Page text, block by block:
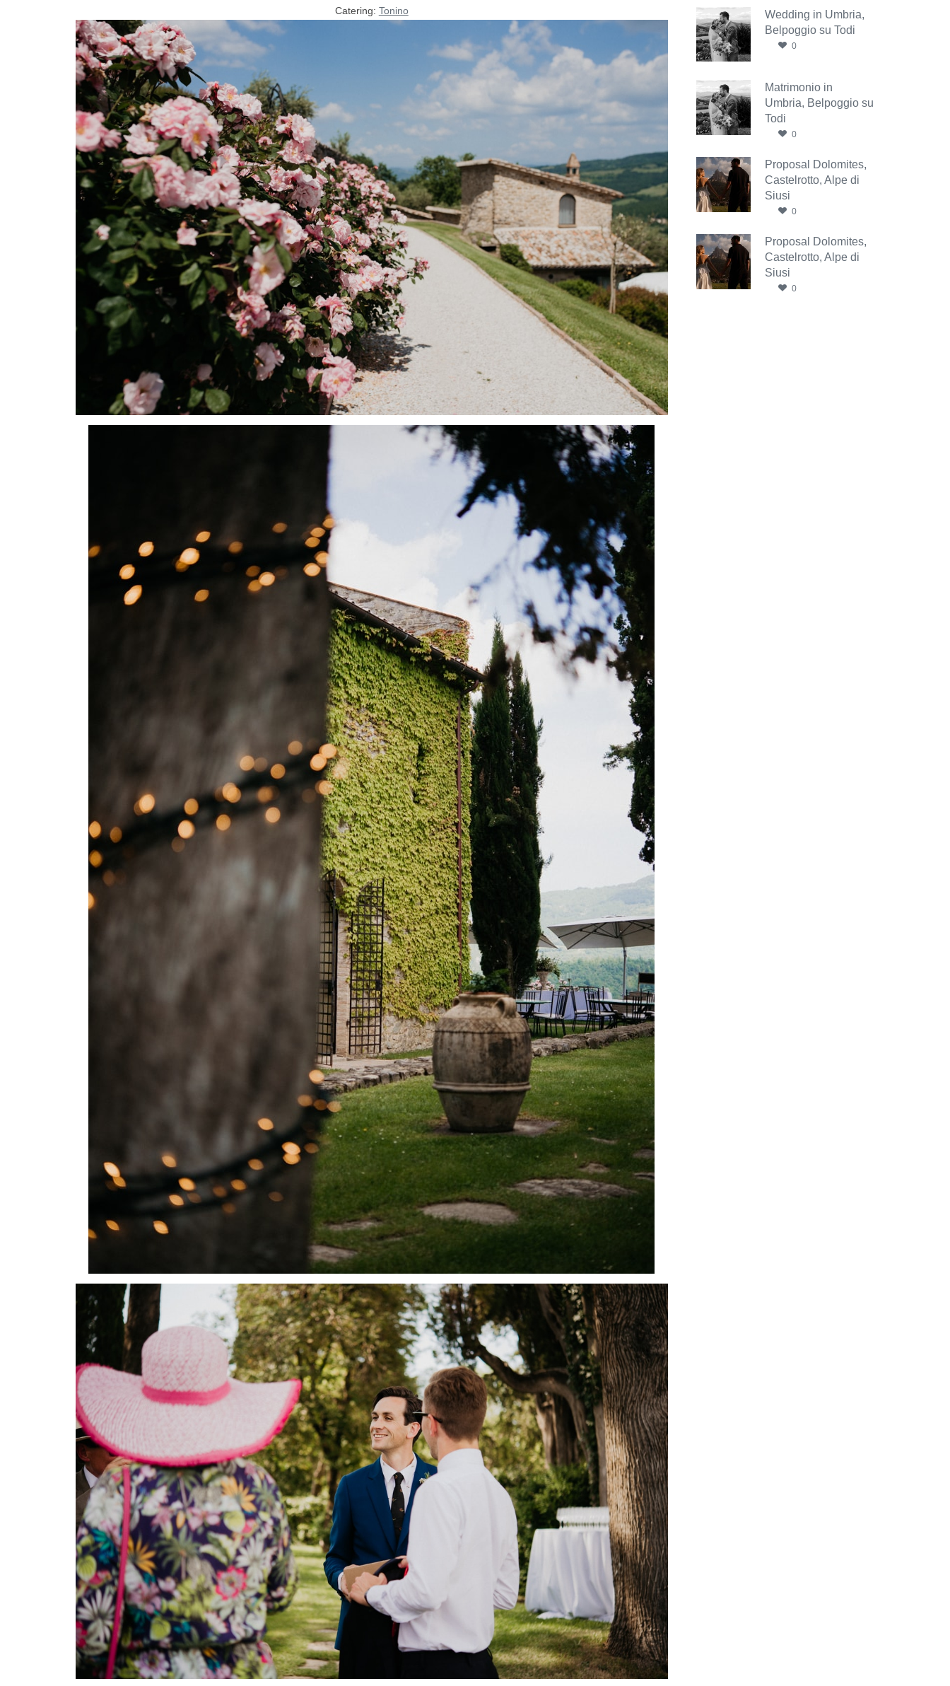
Catering: Tonino
Wedding in Umbria,
Belpoggio su Todi
0
Matrimonio in
Umbria, Belpoggio su
Todi
0
Proposal Dolomites,
Castelrotto, Alpe di
Siusi
0
Proposal Dolomites,
Castelrotto, Alpe di
Siusi
0